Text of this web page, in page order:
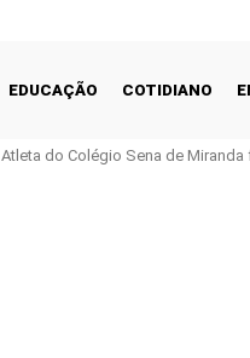
EDUCAÇÃO COTIDIANO
Atleta do Colégio Sena de